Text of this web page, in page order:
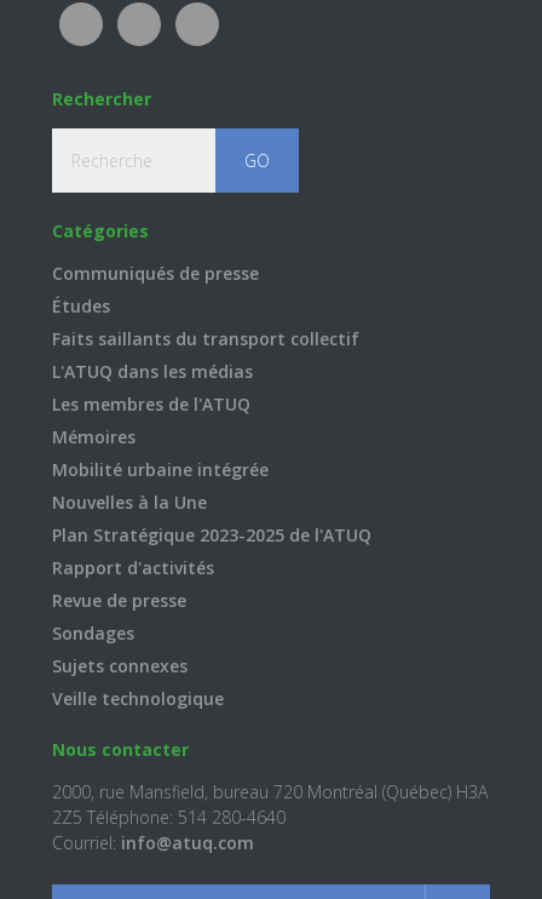
Rechercher
Catégories
Communiqués de presse
Études
Faits saillants du transport collectif
L'ATUQ dans les médias
Les membres de l'ATUQ
Mémoires
Mobilité urbaine intégrée
Nouvelles à la Une
Plan Stratégique 2023-2025 de l'ATUQ
Rapport d'activités
Revue de presse
Sondages
Sujets connexes
Veille technologique
Nous contacter
2000, rue Mansfield, bureau 720 Montréal (Québec) H3A
2Z5 Téléphone: 514 280-4640
Courriel: info@atuq.com